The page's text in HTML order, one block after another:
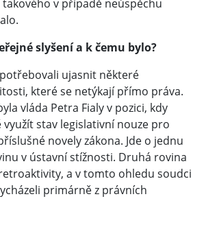
v případě neúspěchu
slyšení a k čemu bylo?
ujasnit některé
které se netýkají přímo práva.
vláda Petra Fialy v pozici, kdy
stav legislativní nouze pro
novely zákona. Jde o jednu
v ústavní stížnosti. Druhá rovina
a v tomto ohledu soudci
primárně z právních